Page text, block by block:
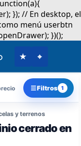
★ ⌖
☰Filtros 1
cerrado en
y terrenos